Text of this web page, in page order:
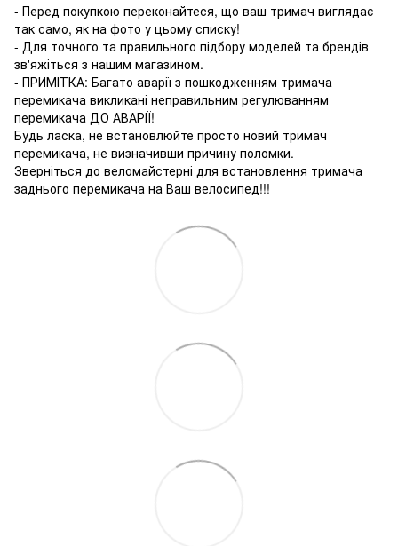
- Перед покупкою переконайтеся, що ваш тримач виглядає
так само, як на фото у цьому списку!
- Для точного та правильного підбору моделей та брендів
зв'яжіться з нашим магазином.
- ПРИМІТКА: Багато аварії з пошкодженням тримача
перемикача викликані неправильним регулюванням
перемикача ДО АВАРІЇ!
Будь ласка, не встановлюйте просто новий тримач
перемикача, не визначивши причину поломки.
Зверніться до веломайстерні для встановлення тримача
заднього перемикача на Ваш велосипед!!!